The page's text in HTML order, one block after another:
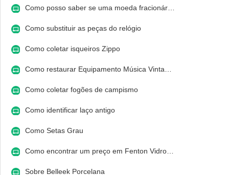
Como posso saber se uma moeda fracionár…
Como substituir as peças do relógio
Como coletar isqueiros Zippo
Como restaurar Equipamento Música Vinta…
Como coletar fogões de campismo
Como identificar laço antigo
Como Setas Grau
Como encontrar um preço em Fenton Vidro…
Sobre Belleek Porcelana